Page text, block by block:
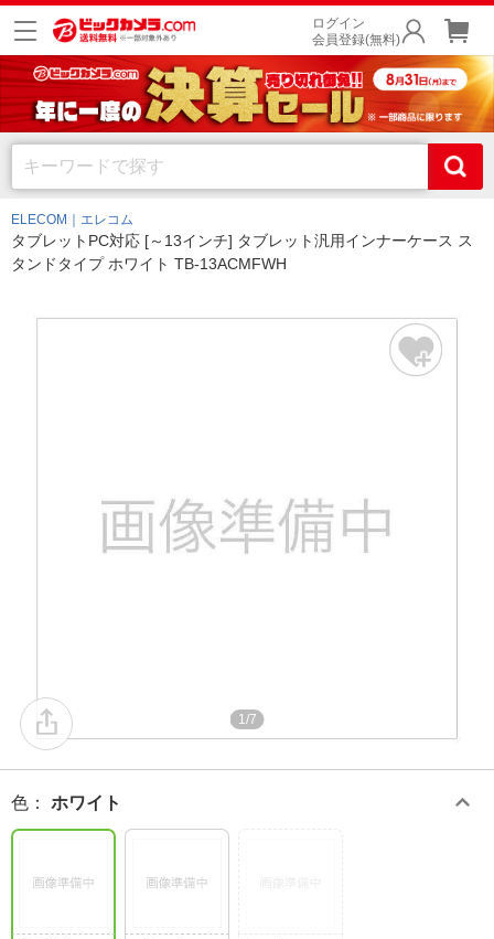
ログイン
会員登録(無料)
ELECOM｜エレコム
タブレットPC対応 [～13インチ] タブレット汎用インナーケース ス
タンドタイプ ホワイト TB-13ACMFWH
1/7
色 ： ホワイト